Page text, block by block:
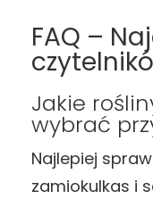
FAQ –
Jakie
wybrać
Najlepiej
zamiokulkas i